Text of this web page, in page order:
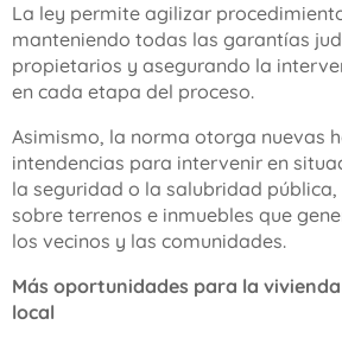
La ley permite agilizar
manteniendo todas las garantías
propietarios y asegurando la
en cada etapa del proceso.
Asimismo, la norma otorga nuevas
intendencias para intervenir en
la seguridad o la salubridad
sobre terrenos e inmuebles que
los vecinos y las comunidades.
Más oportunidades para la
local